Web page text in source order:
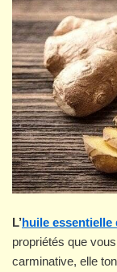
L’huile essentielle
propriétés que
carminative, elle